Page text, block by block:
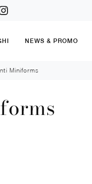
NEWS & PROMO
Miniforms